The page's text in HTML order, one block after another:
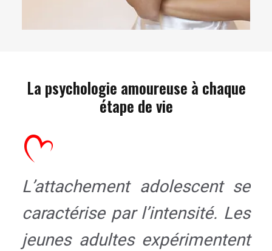
La psychologie amoureuse à chaque
étape de vie
L’attachement adolescent se
caractérise par l’intensité. Les
jeunes adultes expérimentent